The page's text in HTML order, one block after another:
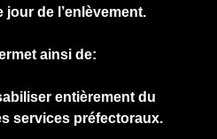
jour de l’enlèvement.
ainsi de:
entièrement du
services préfectoraux.